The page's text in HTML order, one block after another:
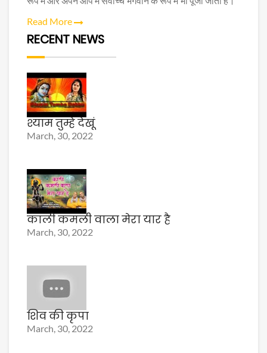
Read More
RECENT NEWS
श्याम तुम्हे देखूं
March, 30, 2022
काली कमली वाला मेरा यार है
March, 30, 2022
शिव की कृपा
March, 30, 2022